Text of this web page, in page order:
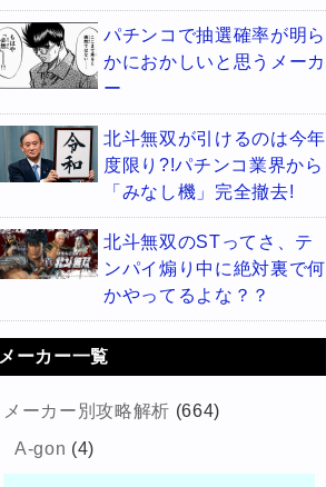
パチンコで抽選確率が明ら
かにおかしいと思うメーカ
ー
北斗無双が引けるのは今年
度限り?!パチンコ業界から
「みなし機」完全撤去!
北斗無双のSTってさ、テ
ンパイ煽り中に絶対裏で何
かやってるよな？？
メーカー一覧
メーカー別攻略解析 (664)
A-gon (4)